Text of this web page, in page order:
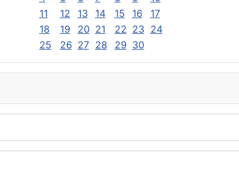
11
12 13 14 15 16
17
18
19 20 21 22 23 24
25
26 27 28 29 30